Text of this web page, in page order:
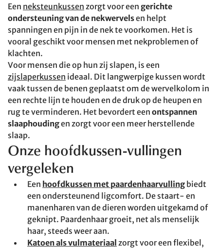
Een neksteunkussen zorgt voor een gerichte
ondersteuning van de nekwervelsen helpt
spanningen en pijn in de nek te voorkomen. Het is
vooral geschikt voor mensen met nekproblemen of
klachten.
Voor mensen die op hun zij slapen, is een
zijslaperkussen ideaal. Dit langwerpige kussen wordt
vaak tussen de benen geplaatst om de wervelkolom in
een rechte lijn te houden en de druk op de heupen en
rug te verminderen. Het bevordert een ontspannen
slaaphoudingen zorgt voor een meer herstellende
slaap.
Onze hoofdkussen-vullingen
vergeleken
Een hoofdkussen met paardenhaarvulling biedt
een ondersteunend ligcomfort. De staart- en
manenharen van de dieren worden uitgekamd of
geknipt. Paardenhaar groeit, net als menselijk
haar, steeds weer aan.
Katoen als vulmateriaal zorgt voor een flexibel,